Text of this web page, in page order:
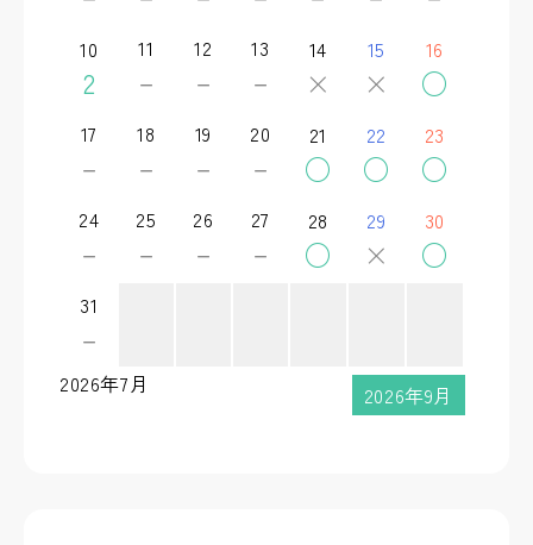
10
2
11
－
12
－
13
－
14
×
15
×
16
○
17
－
18
－
19
－
20
－
21
○
22
○
23
○
24
－
25
－
26
－
27
－
28
○
29
×
30
○
31
－
2026年7月 2026年9月